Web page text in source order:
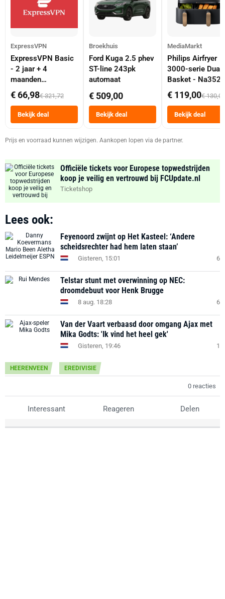
ExpressVPN
ExpressVPN Basic
- 2 jaar + 4
maanden
abonnement
€ 66,98€ 321,72
Bekijk deal
Broekhuis
Ford Kuga 2.5 phev
ST-line 243pk
automaat
€ 509,00
Bekijk deal
MediaMarkt
Philips Airfryer
3000-serie Dual
Basket -
Dubbele Mand 9
Tot 6 Personen
Heteluchtfriteuse
Zwart
€ 119,00€ 130,00
Bekijk deal
Prijs en voorraad kunnen wijzigen. Aankopen lopen via de partner.
Officiële tickets voor Europese topwedstrijden
koop je veilig en vertrouwd bij FCUpdate.nl
Ticketshop
Lees ook:
Feyenoord zwijnt op Het Kasteel: ‘Andere
scheidsrechter had hem laten staan’
Gisteren, 15:01 6
Telstar stunt met overwinning op NEC:
droomdebuut voor Henk Brugge
8 aug. 18:28 6
Van der Vaart verbaasd door omgang Ajax met
Mika Godts: 'Ik vind het heel gek'
Gisteren, 19:46 1
HEERENVEEN EREDIVISIE
0 reacties
Interessant Reageren Delen